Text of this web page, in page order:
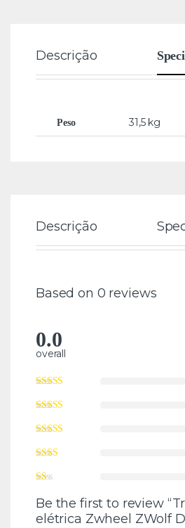
Descrição
Peso 31,5 kg
Descrição
Based on 0 reviews
0.0
overall
Be the first to review
elétrica Zwheel ZWolf